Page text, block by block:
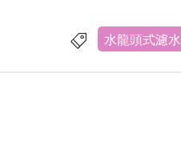
水龍頭式濾